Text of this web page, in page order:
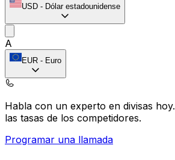
USD - Dólar estadounidense
A
EUR - Euro
Habla con un experto en divisas hoy.
las tasas de los competidores.
Programar una llamada